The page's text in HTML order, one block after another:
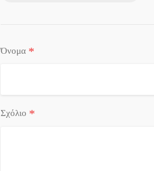
Όνομα *
Σχόλιο *